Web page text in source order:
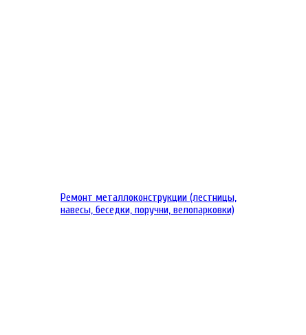
Ремонт металлоконструкции (лестницы,
навесы, беседки, поручни, велопарковки)